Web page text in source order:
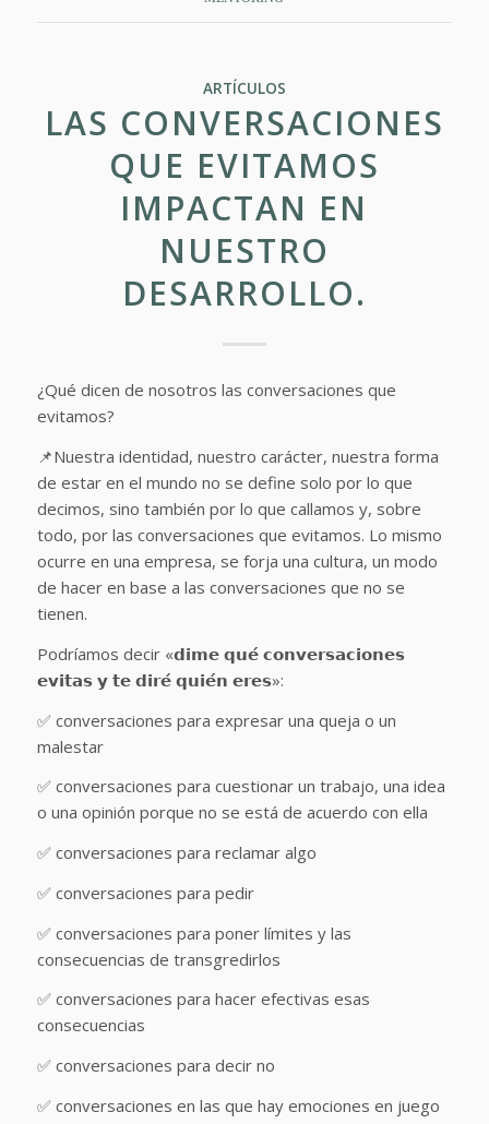
ARTÍCULOS
LAS CONVERSACIONES
QUE EVITAMOS
IMPACTAN EN
NUESTRO
DESARROLLO.
¿Qué dicen de nosotros las conversaciones que
evitamos?
📌Nuestra identidad, nuestro carácter, nuestra forma
de estar en el mundo no se define solo por lo que
decimos, sino también por lo que callamos y, sobre
todo, por las conversaciones que evitamos. Lo mismo
ocurre en una empresa, se forja una cultura, un modo
de hacer en base a las conversaciones que no se
tienen.
Podríamos decir «𝗱𝗶𝗺𝗲 𝗾𝘂𝗲́ 𝗰𝗼𝗻𝘃𝗲𝗿𝘀𝗮𝗰𝗶𝗼𝗻𝗲𝘀
𝗲𝘃𝗶𝘁𝗮𝘀 𝘆 𝘁𝗲 𝗱𝗶𝗿𝗲́ 𝗾𝘂𝗶𝗲́𝗻 𝗲𝗿𝗲𝘀»:
✅ conversaciones para expresar una queja o un
malestar
✅ conversaciones para cuestionar un trabajo, una idea
o una opinión porque no se está de acuerdo con ella
✅ conversaciones para reclamar algo
✅ conversaciones para pedir
✅ conversaciones para poner límites y las
consecuencias de transgredirlos
✅ conversaciones para hacer efectivas esas
consecuencias
✅ conversaciones para decir no
✅ conversaciones en las que hay emociones en juego